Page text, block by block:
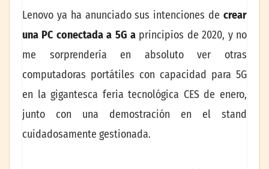
Lenovo ya ha anunciado sus intenciones de crear
una PC conectada a 5G a principios de 2020, y no
me sorprendería en absoluto ver otras
computadoras portátiles con capacidad para 5G
en la gigantesca feria tecnológica CES de enero,
junto con una demostración en el stand
cuidadosamente gestionada.